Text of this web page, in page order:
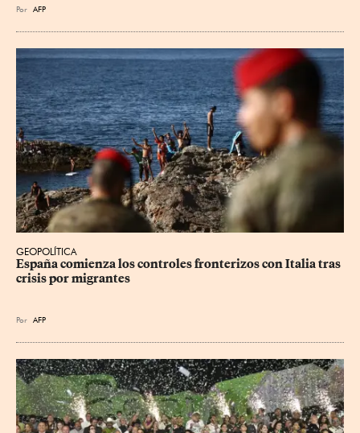
Por AFP
GEOPOLÍTICA
España comienza los controles fronterizos con Italia tras
crisis por migrantes
Por AFP